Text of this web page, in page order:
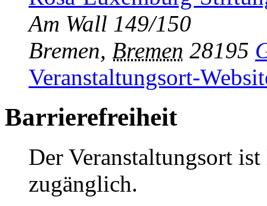
Am Wall 149/150
Bremen, Bremen 28195
Veranstaltungsort-
Barrierefreiheit
Der Veranstaltungsort
zugänglich.